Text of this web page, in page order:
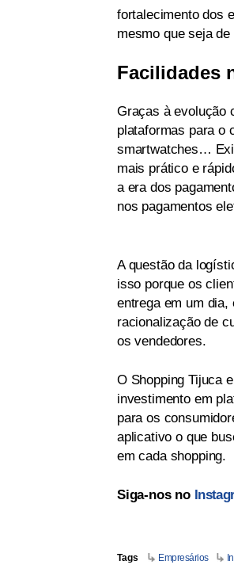
fortalecimento dos
mesmo que seja
Facilidades
Graças à evolução
plataformas para o
smartwatches…
mais prático e
a era dos
nos pagamentos
A questão da
isso porque os
entrega em um
racionalização de
os vendedores.
O Shopping Tijuca
investimento em
para os
aplicativo o que
em cada shopping.
Siga-nos no
Tags Empresários